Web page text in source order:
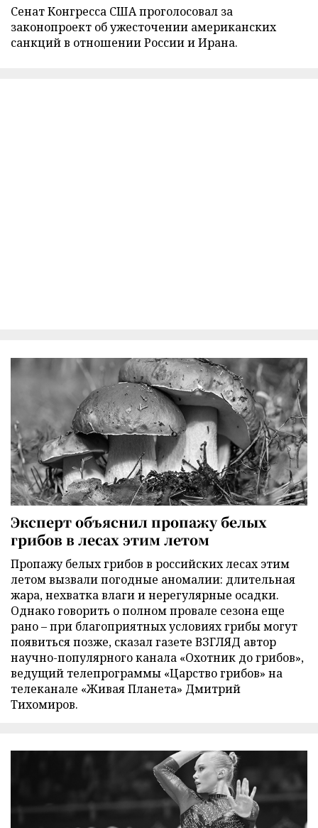
Сенат Конгресса США проголосовал за
законопроект об ужесточении американских
санкций в отношении России и Ирана.
Эксперт объяснил пропажу белых
грибов в лесах этим летом
Пропажу белых грибов в российских лесах этим
летом вызвали погодные аномалии: длительная
жара, нехватка влаги и нерегулярные осадки.
Однако говорить о полном провале сезона еще
рано – при благоприятных условиях грибы могут
появиться позже, сказал газете ВЗГЛЯД автор
научно-популярного канала «Охотник до грибов»,
ведущий телепрограммы «Царство грибов» на
телеканале «Живая Планета» Дмитрий
Тихомиров.